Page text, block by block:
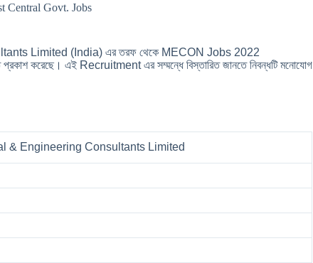
Central Govt. Jobs
Limited (India) এর তরফ থেকে MECON Jobs 2022
করেছে। এই Recruitment এর সম্মন্ধে বিস্তারিত জানতে নিবন্ধটি মনোযোগ
& Engineering Consultants Limited